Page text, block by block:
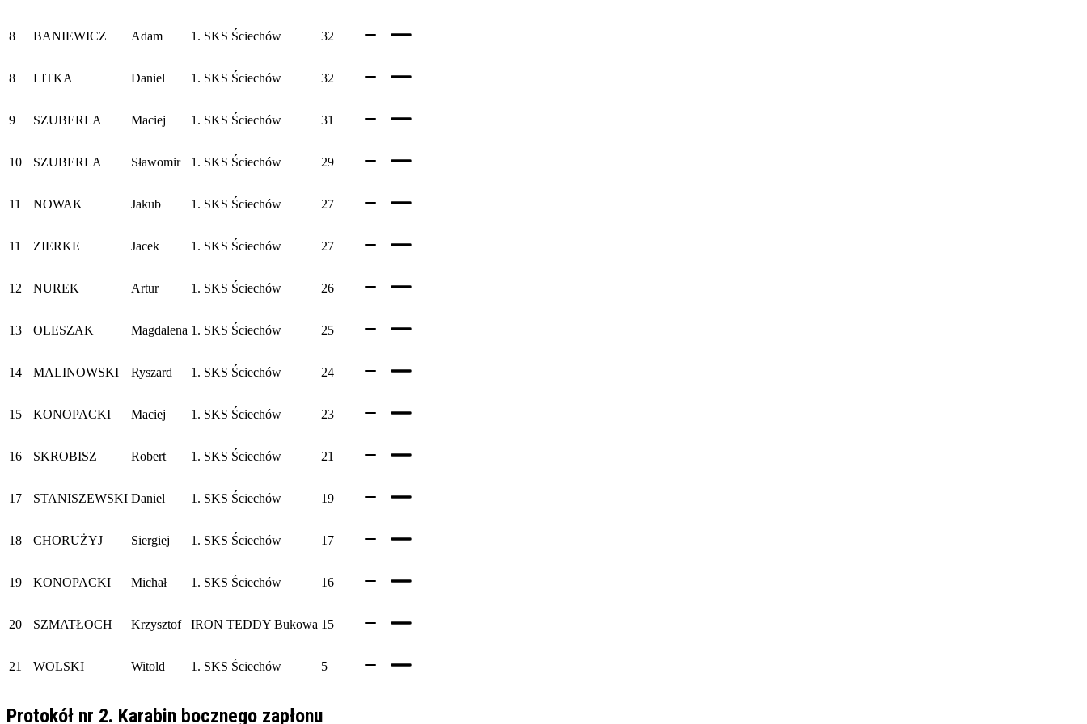
8 BANIEWICZ Adam 1. SKS Ściechów 32
8 LITKA Daniel 1. SKS Ściechów 32
9 SZUBERLA Maciej 1. SKS Ściechów 31
10 SZUBERLA Sławomir 1. SKS Ściechów 29
11 NOWAK Jakub 1. SKS Ściechów 27
11 ZIERKE Jacek 1. SKS Ściechów 27
12 NUREK Artur 1. SKS Ściechów 26
13 OLESZAK Magdalena 1. SKS Ściechów 25
14 MALINOWSKI Ryszard 1. SKS Ściechów 24
15 KONOPACKI Maciej 1. SKS Ściechów 23
16 SKROBISZ Robert 1. SKS Ściechów 21
17 STANISZEWSKI Daniel 1. SKS Ściechów 19
18 CHORUŻYJ Siergiej 1. SKS Ściechów 17
19 KONOPACKI Michał 1. SKS Ściechów 16
20 SZMATŁOCH Krzysztof IRON TEDDY Bukowa 15
21 WOLSKI Witold 1. SKS Ściechów 5
Protokół nr 2. Karabin bocznego zapłonu